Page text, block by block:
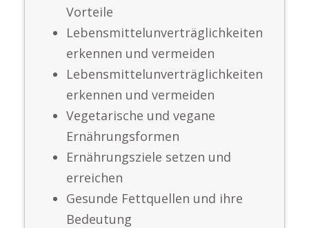
Vorteile
Lebensmittelunverträglichkeiten
erkennen und vermeiden
Lebensmittelunverträglichkeiten
erkennen und vermeiden
Vegetarische und vegane
Ernährungsformen
Ernährungsziele setzen und
erreichen
Gesunde Fettquellen und ihre
Bedeutung